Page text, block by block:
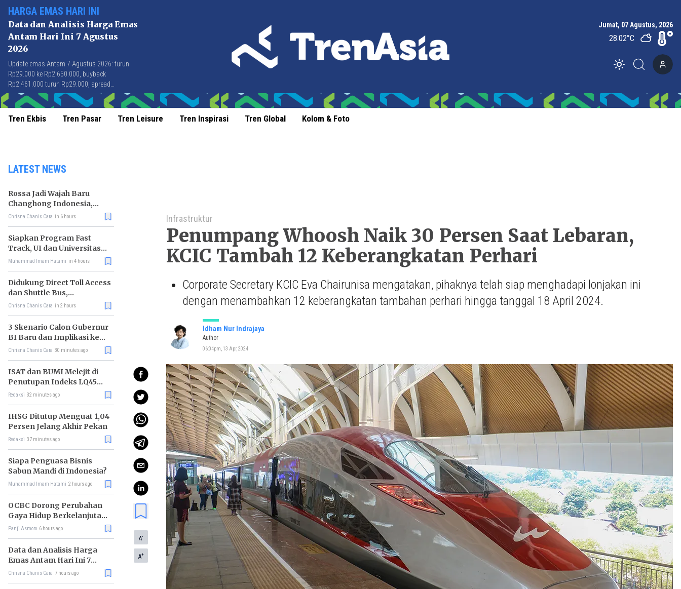
HARGA EMAS HARI INI
Data dan Analisis Harga Emas
Antam Hari Ini 7 Agustus
2026
Update emas Antam 7 Agustus 2026: turun
Rp29.000 ke Rp2.650.000, buyback
Rp2.461.000 turun Rp29.000, spread
Rp189.000 stabil di level terbaik sejak April
2026.
Jumat, 07 Agustus, 2026
28.02°C
Toggle theme
Tren Ekbis Tren Pasar Tren Leisure Tren Inspirasi Tren Global Kolom & Foto
LATEST NEWS
Rossa Jadi Wajah Baru
Changhong Indonesia,
Garansi Produk Kini
Chrisna Chanis Cara in 6 hours
Siapkan Program Fast
Track, UI dan Universitas
Agung Podomoro Jalin
Muhammad Imam Hatami in 4 hours
Didukung Direct Toll Access
dan Shuttle Bus,
Paramount Petals Kian
Chrisna Chanis Cara in 2 hours
3 Skenario Calon Gubernur
BI Baru dan Implikasi ke
Pasar
Chrisna Chanis Cara 30 minutes ago
ISAT dan BUMI Melejit di
Penutupan Indeks LQ45
Hari Ini
Redaksi 32 minutes ago
IHSG Ditutup Menguat 1,04
Persen Jelang Akhir Pekan
Redaksi 37 minutes ago
Siapa Penguasa Bisnis
Sabun Mandi di Indonesia?
Muhammad Imam Hatami 2 hours ago
OCBC Dorong Perubahan
Gaya Hidup Berkelanjutan
melalui Program RISE
Panji Asmoro 6 hours ago
Data dan Analisis Harga
Emas Antam Hari Ini 7
Agustus 2026
Chrisna Chanis Cara 7 hours ago
A-
A+
Infrastruktur
Penumpang Whoosh Naik 30 Persen Saat Lebaran,
KCIC Tambah 12 Keberangkatan Perhari
Corporate Secretary KCIC Eva Chairunisa mengatakan, pihaknya telah siap menghadapi lonjakan ini
dengan menambahkan 12 keberangkatan tambahan perhari hingga tanggal 18 April 2024.
Idham Nur Indrajaya
Author
06:04pm, 13 Apr, 2024